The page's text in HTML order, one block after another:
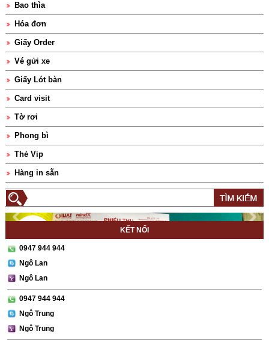
Bao thìa
Hóa đơn
Giấy Order
Vé gửi xe
Giấy Lót bàn
Card visit
Tờ rơi
Phong bì
Thẻ Vip
Hàng in sẵn
KẾT NỐI
0947 944 944
Ngô Lan
Ngô Lan
0947 944 944
Ngô Trung
Ngô Trung